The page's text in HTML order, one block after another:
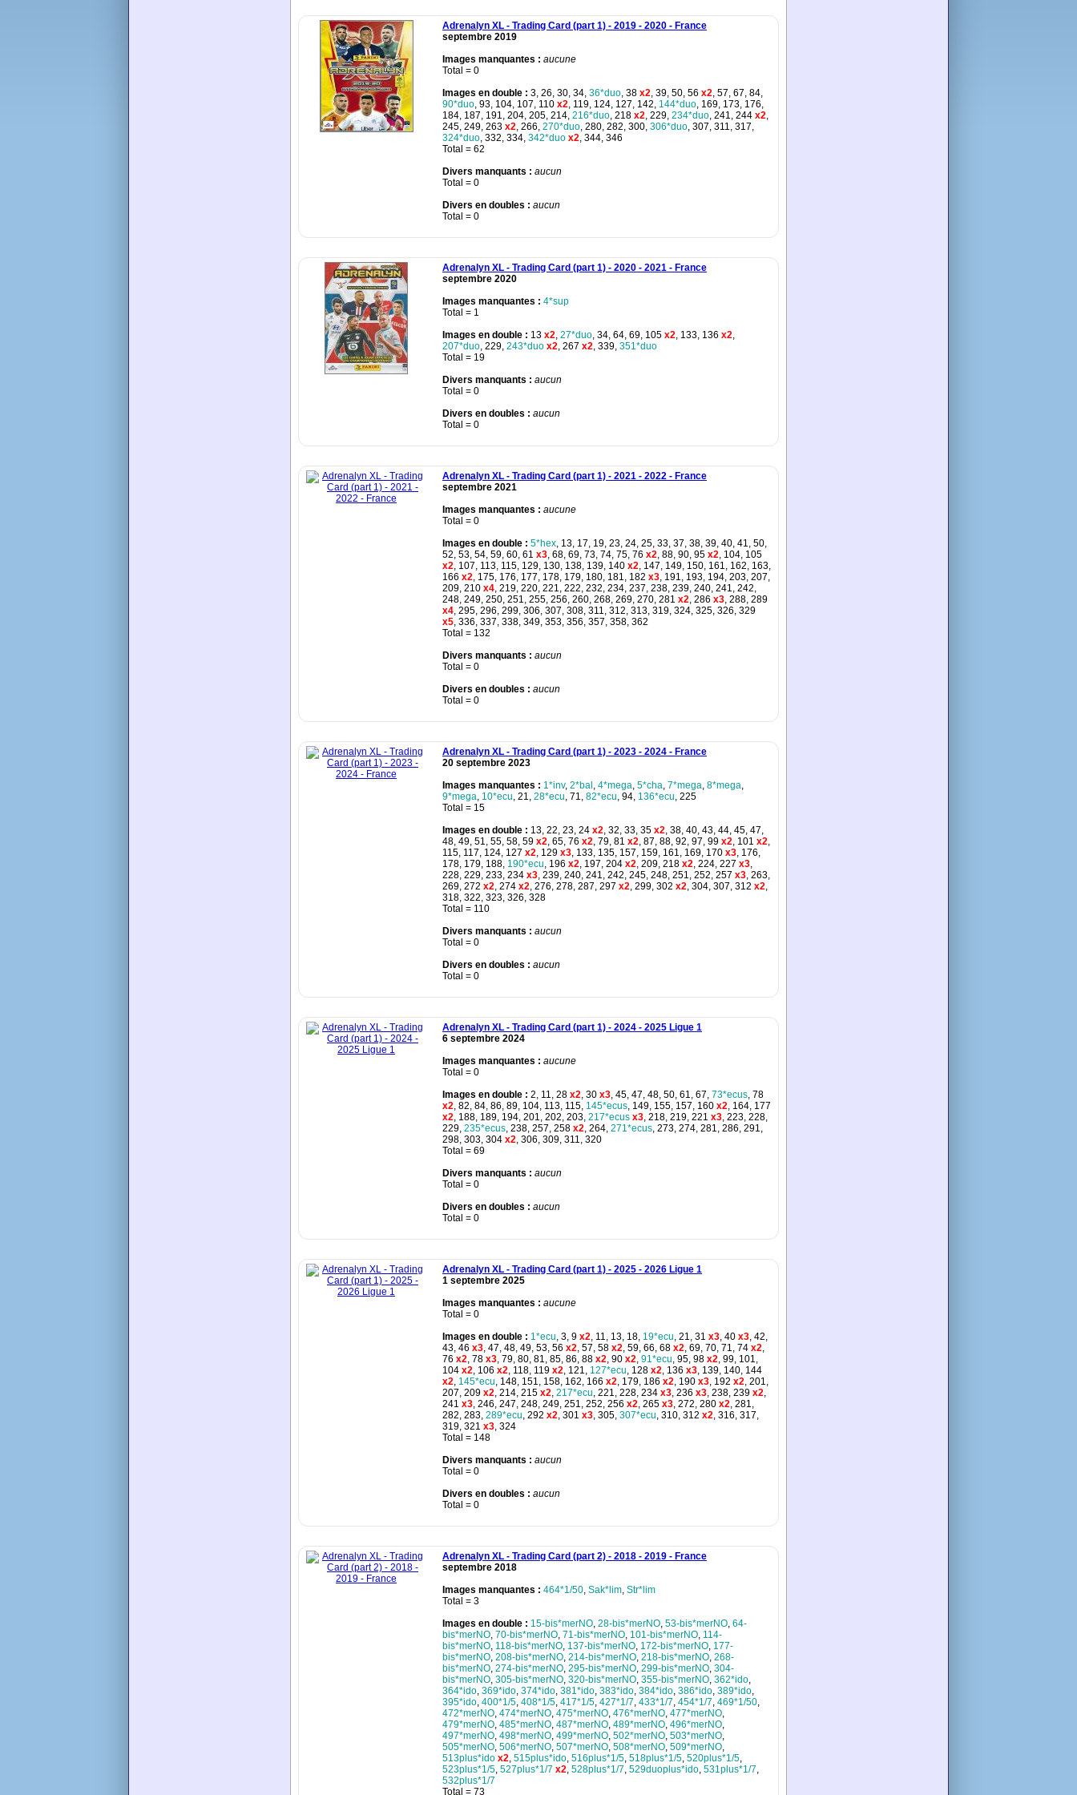
Adrenalyn XL - Trading Card (part 1) - 2019 - 2020 - France
septembre 2019
Images manquantes : aucune
Total = 0
Images en double : 3, 26, 30, 34, 36*duo, 38 x2, 39, 50, 56 x2, 57, 67, 84,
90*duo, 93, 104, 107, 110 x2, 119, 124, 127, 142, 144*duo, 169, 173, 176,
184, 187, 191, 204, 205, 214, 216*duo, 218 x2, 229, 234*duo, 241, 244 x2,
245, 249, 263 x2, 266, 270*duo, 280, 282, 300, 306*duo, 307, 311, 317,
324*duo, 332, 334, 342*duo x2, 344, 346
Total = 62
Divers manquants : aucun
Total = 0
Divers en doubles : aucun
Total = 0
Adrenalyn XL - Trading Card (part 1) - 2020 - 2021 - France
septembre 2020
Images manquantes : 4*sup
Total = 1
Images en double : 13 x2, 27*duo, 34, 64, 69, 105 x2, 133, 136 x2,
207*duo, 229, 243*duo x2, 267 x2, 339, 351*duo
Total = 19
Divers manquants : aucun
Total = 0
Divers en doubles : aucun
Total = 0
Adrenalyn XL - Trading Card (part 1) - 2021 - 2022 - France
septembre 2021
Images manquantes : aucune
Total = 0
Images en double : 5*hex, 13, 17, 19, 23, 24, 25, 33, 37, 38, 39, 40, 41, 50,
52, 53, 54, 59, 60, 61 x3, 68, 69, 73, 74, 75, 76 x2, 88, 90, 95 x2, 104, 105
x2, 107, 113, 115, 129, 130, 138, 139, 140 x2, 147, 149, 150, 161, 162, 163,
166 x2, 175, 176, 177, 178, 179, 180, 181, 182 x3, 191, 193, 194, 203, 207,
209, 210 x4, 219, 220, 221, 222, 232, 234, 237, 238, 239, 240, 241, 242,
248, 249, 250, 251, 255, 256, 260, 268, 269, 270, 281 x2, 286 x3, 288, 289
x4, 295, 296, 299, 306, 307, 308, 311, 312, 313, 319, 324, 325, 326, 329
x5, 336, 337, 338, 349, 353, 356, 357, 358, 362
Total = 132
Divers manquants : aucun
Total = 0
Divers en doubles : aucun
Total = 0
Adrenalyn XL - Trading Card (part 1) - 2023 - 2024 - France
20 septembre 2023
Images manquantes : 1*inv, 2*bal , 4*mega, 5*cha, 7*mega, 8*mega,
9*mega, 10*ecu, 21, 28*ecu, 71, 82*ecu, 94, 136*ecu, 225
Total = 15
Images en double : 13, 22, 23, 24 x2, 32, 33, 35 x2, 38, 40, 43, 44, 45, 47,
48, 49, 51, 55, 58, 59 x2, 65, 76 x2, 79, 81 x2, 87, 88, 92, 97, 99 x2, 101 x2,
115, 117, 124, 127 x2, 129 x3, 133, 135, 157, 159, 161, 169, 170 x3, 176,
178, 179, 188, 190*ecu, 196 x2, 197, 204 x2, 209, 218 x2, 224, 227 x3,
228, 229, 233, 234 x3, 239, 240, 241, 242, 245, 248, 251, 252, 257 x3, 263,
269, 272 x2, 274 x2, 276, 278, 287, 297 x2, 299, 302 x2, 304, 307, 312 x2,
318, 322, 323, 326, 328
Total = 110
Divers manquants : aucun
Total = 0
Divers en doubles : aucun
Total = 0
Adrenalyn XL - Trading Card (part 1) - 2024 - 2025 Ligue 1
6 septembre 2024
Images manquantes : aucune
Total = 0
Images en double : 2, 11, 28 x2, 30 x3, 45, 47, 48, 50, 61, 67, 73*ecus, 78
x2, 82, 84, 86, 89, 104, 113, 115, 145*ecus, 149, 155, 157, 160 x2, 164, 177
x2, 188, 189, 194, 201, 202, 203, 217*ecus x3, 218, 219, 221 x3, 223, 228,
229, 235*ecus, 238, 257, 258 x2, 264, 271*ecus, 273, 274, 281, 286, 291,
298, 303, 304 x2, 306, 309, 311, 320
Total = 69
Divers manquants : aucun
Total = 0
Divers en doubles : aucun
Total = 0
Adrenalyn XL - Trading Card (part 1) - 2025 - 2026 Ligue 1
1 septembre 2025
Images manquantes : aucune
Total = 0
Images en double : 1*ecu, 3, 9 x2, 11, 13, 18, 19*ecu, 21, 31 x3, 40 x3, 42,
43, 46 x3, 47, 48, 49, 53, 56 x2, 57, 58 x2, 59, 66, 68 x2, 69, 70, 71, 74 x2,
76 x2, 78 x3, 79, 80, 81, 85, 86, 88 x2, 90 x2, 91*ecu, 95, 98 x2, 99, 101,
104 x2, 106 x2, 118, 119 x2, 121, 127*ecu, 128 x2, 136 x3, 139, 140, 144
x2, 145*ecu, 148, 151, 158, 162, 166 x2, 179, 186 x2, 190 x3, 192 x2, 201,
207, 209 x2, 214, 215 x2, 217*ecu, 221, 228, 234 x3, 236 x3, 238, 239 x2,
241 x3, 246, 247, 248, 249, 251, 252, 256 x2, 265 x3, 272, 280 x2, 281,
282, 283, 289*ecu, 292 x2, 301 x3, 305, 307*ecu, 310, 312 x2, 316, 317,
319, 321 x3, 324
Total = 148
Divers manquants : aucun
Total = 0
Divers en doubles : aucun
Total = 0
Adrenalyn XL - Trading Card (part 2) - 2018 - 2019 - France
septembre 2018
Images manquantes : 464*1/50, Sak*lim, Str*lim
Total = 3
Images en double : 15-bis*merNO, 28-bis*merNO, 53-bis*merNO, 64-
bis*merNO, 70-bis*merNO, 71-bis*merNO, 101-bis*merNO, 114-
bis*merNO, 118-bis*merNO, 137-bis*merNO, 172-bis*merNO, 177-
bis*merNO, 208-bis*merNO, 214-bis*merNO, 218-bis*merNO, 268-
bis*merNO, 274-bis*merNO, 295-bis*merNO, 299-bis*merNO, 304-
bis*merNO, 305-bis*merNO, 320-bis*merNO, 355-bis*merNO, 362*ido,
364*ido, 369*ido, 374*ido, 381*ido, 383*ido, 384*ido, 386*ido, 389*ido,
395*ido, 400*1/5, 408*1/5, 417*1/5, 427*1/7, 433*1/7, 454*1/7, 469*1/50,
472*merNO, 474*merNO, 475*merNO, 476*merNO, 477*merNO,
479*merNO, 485*merNO, 487*merNO, 489*merNO, 496*merNO,
497*merNO, 498*merNO, 499*merNO, 502*merNO, 503*merNO,
505*merNO, 506*merNO, 507*merNO, 508*merNO, 509*merNO,
513plus*ido x2, 515plus*ido, 516plus*1/5, 518plus*1/5, 520plus*1/5,
523plus*1/5, 527plus*1/7 x2, 528plus*1/7, 529duoplus*ido, 531plus*1/7,
532plus*1/7
Total = 73